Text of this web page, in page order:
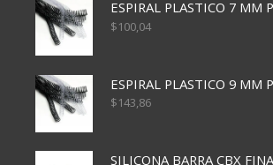
$100,04
$143,86